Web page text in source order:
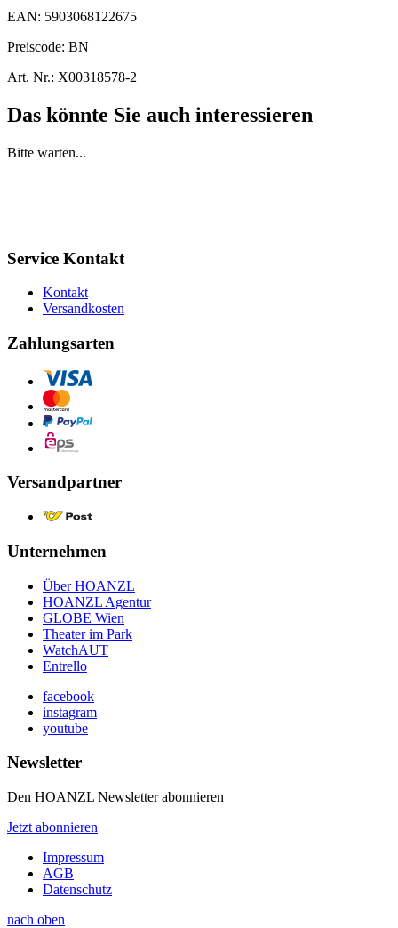
EAN: 5903068122675
Preiscode: BN
Art. Nr.: X00318578-2
Das könnte Sie auch interessieren
Bitte warten...
Service Kontakt
Kontakt
Versandkosten
Zahlungsarten
Versandpartner
Unternehmen
Über HOANZL
HOANZL Agentur
GLOBE Wien
Theater im Park
WatchAUT
Entrello
facebook
instagram
youtube
Newsletter
Den HOANZL Newsletter abonnieren
Jetzt abonnieren
Impressum
AGB
Datenschutz
nach oben